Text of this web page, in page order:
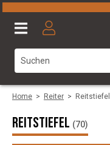
Home > Reiter > Reitstiefel
Reitstiefel (70)